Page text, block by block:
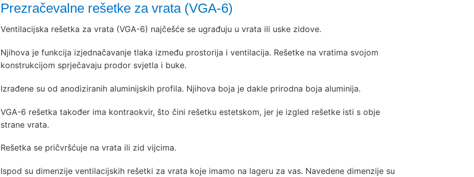
Prezračevalne rešetke za vrata (VGA-6)
Ventilacijska rešetka za vrata (VGA-6) najčešće se ugrađuju u vrata ili uske zidove.
Njihova je funkcija izjednačavanje tlaka između prostorija i ventilacija. Rešetke na vratima svojom
konstrukcijom sprječavaju prodor svjetla i buke.
Izrađene su od anodiziranih aluminijskih profila. Njihova boja je dakle prirodna boja aluminija.
VGA-6 rešetka također ima kontraokvir, što čini rešetku estetskom, jer je izgled rešetke isti s obje
strane vrata.
Rešetka se pričvršćuje na vrata ili zid vijcima.
Ispod su dimenzije ventilacijskih rešetki za vrata koje imamo na lageru za vas. Navedene dimenzije su
Opcije
mogu
na
stranici
varijanti.
se
odabrati
proizvoda